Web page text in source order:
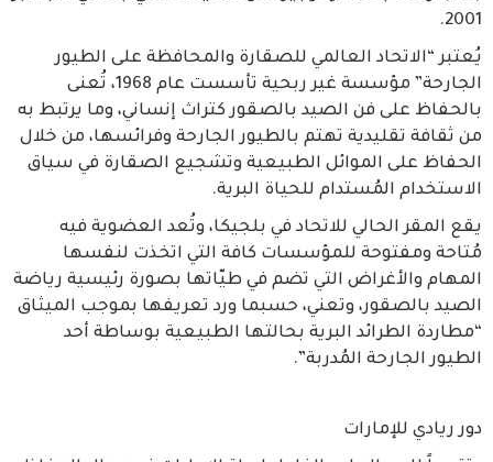
2001.
يُعتبر “الاتحاد العالمي للصقارة والمحافظة على الطيور
الجارحة” مؤسسة غير ربحية تأسست عام 1968، تُعنى
بالحفاظ على فن الصيد بالصقور كتراث إنساني، وما يرتبط به
من ثقافة تقليدية تهتم بالطيور الجارحة وفرائسها، من خلال
الحفاظ على الموائل الطبيعية وتشجيع الصقارة في سياق
الاستخدام المُستدام للحياة البرية.
يقع المقر الحالي للاتحاد في بلجيكا، وتُعد العضوية فيه
مُتاحة ومفتوحة للمؤسسات كافة التي اتخذت لنفسها
المهام والأغراض التي تضم في طيّاتها بصورة رئيسية رياضة
الصيد بالصقور، وتعني، حسبما ورد تعريفها بموجب الميثاق
“مطاردة الطرائد البرية بحالتها الطبيعية بوساطة أحد
الطيور الجارحة المُدربة”.
دور ريادي للإمارات